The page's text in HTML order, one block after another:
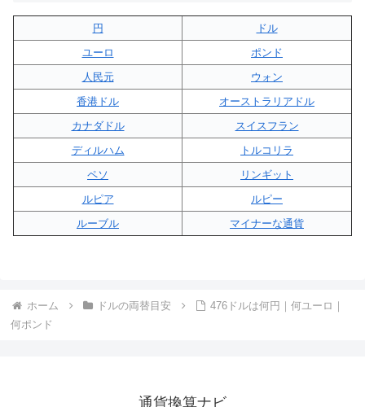
円
ドル
ユーロ
ポンド
人民元
ウォン
香港ドル
オーストラリアドル
カナダドル
スイスフラン
ディルハム
トルコリラ
ペソ
リンギット
ルピア
ルピー
ルーブル
マイナーな通貨
ホーム ドルの両替目安
476ドルは何円｜何ユーロ｜
何ポンド
通貨換算ナビ